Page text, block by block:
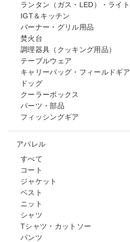
ランタン（ガス・LED）・ライト
IGT＆キッチン
バーナー・グリル用品
焚火台
調理器具（クッキング用品）
テーブルウェア
キャリーバッグ・フィールドギア
ドッグ
クーラーボックス
パーツ・部品
フィッシングギア
アパレル
すべて
コート
ジャケット
ベスト
ニット
シャツ
Tシャツ・カットソー
パンツ